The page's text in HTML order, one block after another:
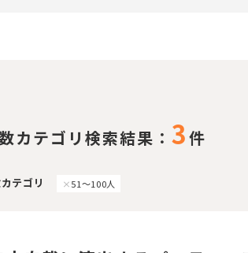
カテゴリ検索結果： 3件
テゴリ 51〜100人